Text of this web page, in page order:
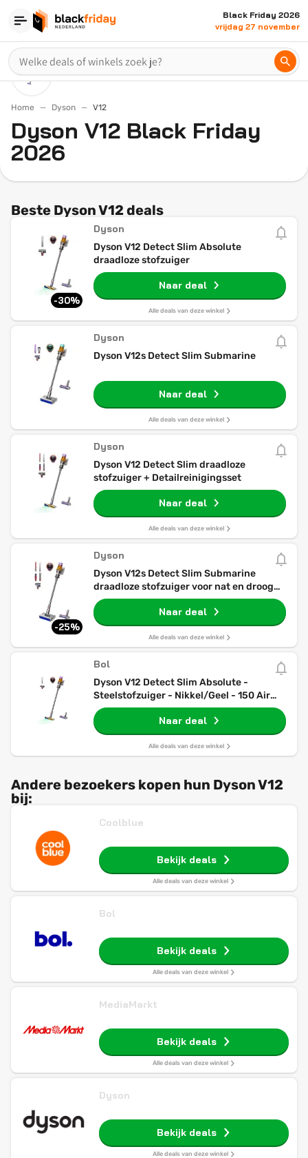
Black Friday 2026
vrijdag 27 november
Home Dyson V12
Dyson V12 Black Friday
2026
Beste Dyson V12 deals
-30%
Dyson
Dyson V12 Detect Slim Absolute
draadloze stofzuiger
Naar deal
Alle deals van deze winkel
Dyson
Dyson V12s Detect Slim Submarine
Naar deal
Alle deals van deze winkel
Dyson
Dyson V12 Detect Slim draadloze
stofzuiger + Detailreinigingsset
Naar deal
Alle deals van deze winkel
-25%
Dyson
Dyson V12s Detect Slim Submarine
draadloze stofzuiger voor nat en droog
gebruik + Detailreinigingsset
Naar deal
Alle deals van deze winkel
Bol
Dyson V12 Detect Slim Absolute -
Steelstofzuiger - Nikkel/Geel - 150 Air
Watts - Lichtgewicht
Naar deal
Alle deals van deze winkel
Andere bezoekers kopen hun Dyson V12
bij:
Coolblue
Bekijk deals
Alle deals van deze winkel
Bol
Bekijk deals
Alle deals van deze winkel
MediaMarkt
Bekijk deals
Alle deals van deze winkel
Dyson
Bekijk deals
Alle deals van deze winkel